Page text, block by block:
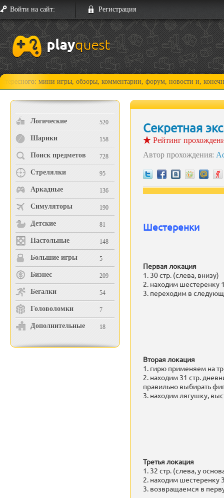
Войти на сайт: Регистрация
игры, обзоры, комментарии, форум, новости и, конечно,
Логические 520
Шарики 158
Поиск предметов 728
Стрелялки 95
Аркадные 136
Симуляторы 190
Детские 81
Настольные 148
Большие игры 5
Бизнес 209
Бегалки 54
Головоломки 7
Дополнительные 18
Секретная
Рейтинг
Автор прохождения:
Шестеренки
Первая локация
1. 30 стр. (слева, внизу)
2. находим шестеренку
3. переходим в
Вторая локация
1. гирю применяем на
2. находим 31 стр.
правильно выбирать
3. находим лягушку,
Третья локация
1. 32 стр. (слева, у
2. находим шестеренку
3. возвращаемся в